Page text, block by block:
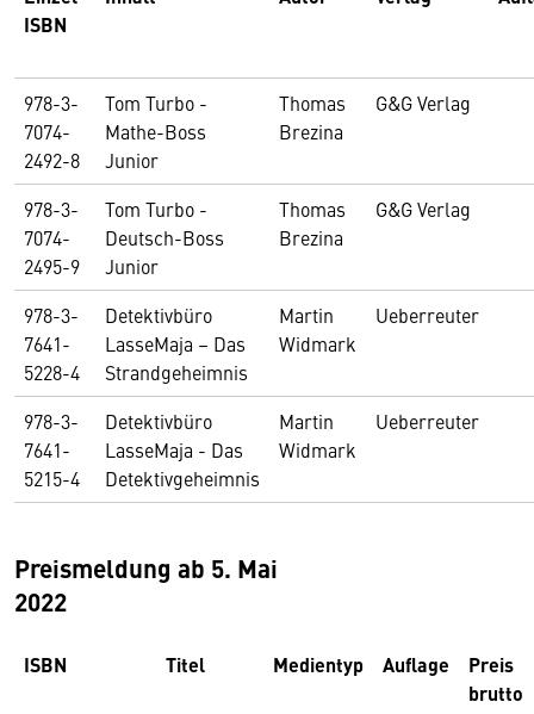
ISBN
978-3-
7074-
2492-8
Tom Turbo -
Mathe-Boss
Junior
Thomas
Brezina
G&G Verlag
978-3-
7074-
2495-9
Tom Turbo -
Deutsch-Boss
Junior
Thomas
Brezina
G&G Verlag
978-3-
7641-
5228-4
Detektivbüro
LasseMaja – Das
Strandgeheimnis
Martin
Widmark
Ueberreuter
978-3-
7641-
5215-4
Detektivbüro
LasseMaja - Das
Detektivgeheimnis
Martin
Widmark
Ueberreuter
Preismeldung ab 5. Mai
2022
ISBN Titel Medientyp Auflage
Preis
brutto